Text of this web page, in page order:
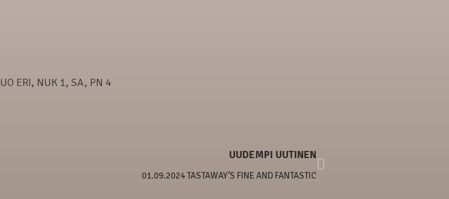
ERI, NUK 1, SA, PN 4
UUDEMPI UUTINEN
01.09.2024 TASTAWAY’S FINE AND FANTASTIC